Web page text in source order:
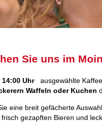
Sie uns im
Uhrausgewählte
Waffeln oder Kuchen
eine breit gefächerte
frisch gezapften Bieren und